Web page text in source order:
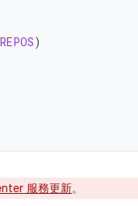
)
服務更新。